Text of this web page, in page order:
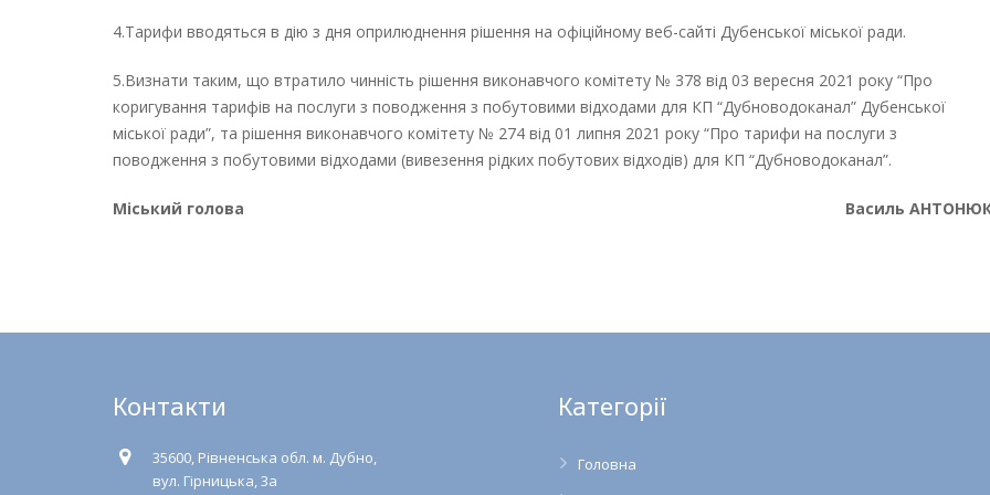
4.Тарифи вводяться в дію з дня оприлюднення рішення на офіційному веб-сайті Дубенської міської ради.
5.Визнати таким, що втратило чинність рішення виконавчого комітету № 378 від 03 вересня 2021 року “Про
коригування тарифів на послуги з поводження з побутовими відходами для КП “Дубноводоканал” Дубенської
міської ради”, та рішення виконавчого комітету № 274 від 01 липня 2021 року “Про тарифи на послуги з
поводження з побутовими відходами (вивезення рідких побутових відходів) для КП “Дубноводоканал”.
Міський голова Василь
Контакти
35600, Рівненська обл. м. Дубно,
вул. Гірницька, 3а
Категорії
Головна